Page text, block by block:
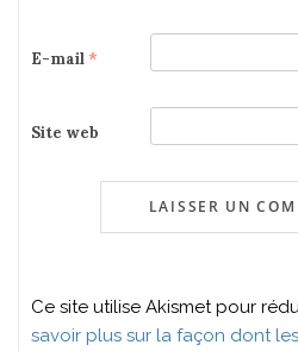
E-mail *
Site web
Ce site utilise Akismet pour
savoir plus sur la façon dont